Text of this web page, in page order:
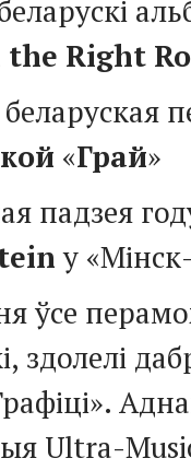
the Right
«Грай»
падзея
у
ўсе
здолелі
Ultra-